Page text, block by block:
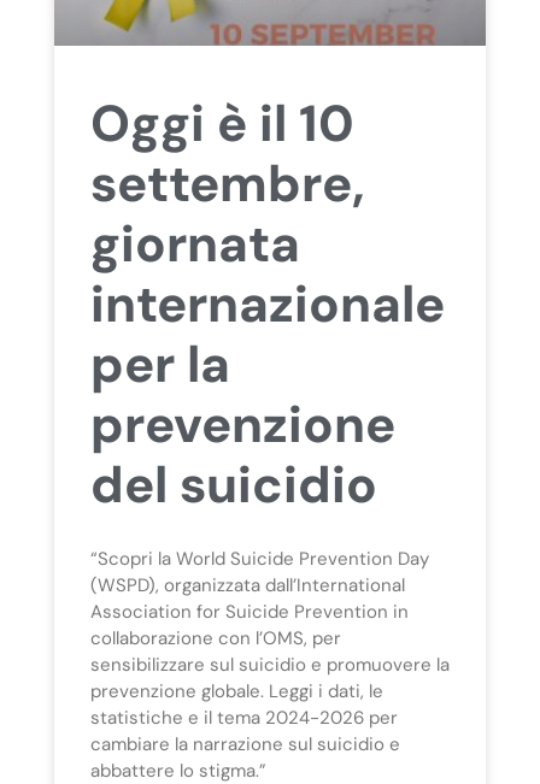
Oggi è il 10
settembre,
giornata
internazionale
per la
prevenzione
del suicidio
“Scopri la World Suicide Prevention Day
(WSPD), organizzata dall’International
Association for Suicide Prevention in
collaborazione con l’OMS, per
sensibilizzare sul suicidio e promuovere la
prevenzione globale. Leggi i dati, le
statistiche e il tema 2024-2026 per
cambiare la narrazione sul suicidio e
abbattere lo stigma.”